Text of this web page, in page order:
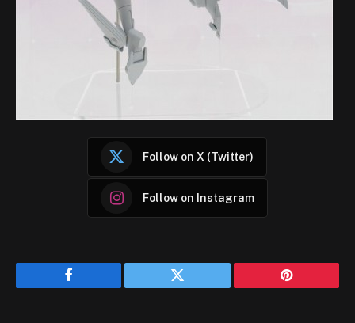
Follow on X (Twitter)
Follow on Instagram
Facebook Twitter Pinterest